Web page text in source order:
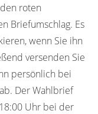
roten
Briefumschlag. Es
wenn Sie ihn
versenden Sie
persönlich bei
Der Wahlbrief
Uhr bei der